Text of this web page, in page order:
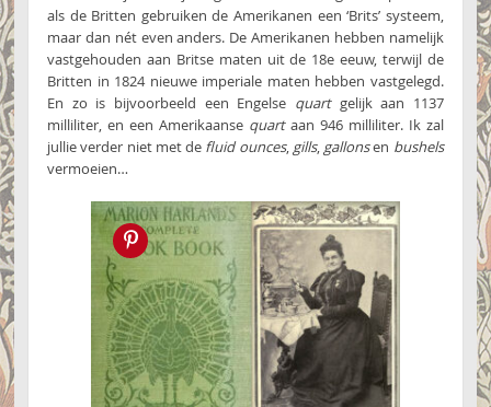
als de Britten gebruiken de Amerikanen een ‘Brits’ systeem,
maar dan nét even anders. De Amerikanen hebben namelijk
vastgehouden aan Britse maten uit de 18e eeuw, terwijl de
Britten in 1824 nieuwe imperiale maten hebben vastgelegd.
En zo is bijvoorbeeld een Engelse quartgelijk aan 1137
milliliter, en een Amerikaanse quartaan 946 milliliter. Ik zal
jullie verder niet met de fluid ounces, gills, gallonsen bushels
vermoeien…
Pin this!